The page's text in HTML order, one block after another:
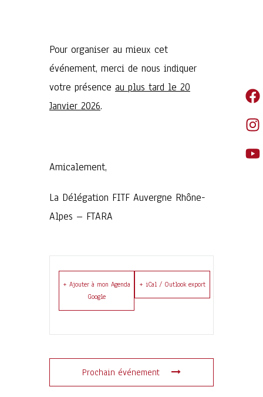
Pour organiser au mieux cet
événement, merci de nous indiquer
votre présence au plus tard le 20
Janvier 2026.
Amicalement,
La Délégation FITF Auvergne Rhône-
Alpes – FTARA
+ Ajouter à mon Agenda
Google
+ iCal / Outlook export
Prochain événement